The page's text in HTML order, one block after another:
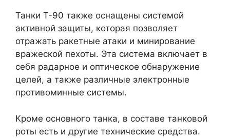
Танки Т-90 также оснащены системой
активной защиты, которая позволяет
отражать ракетные атаки и минирование
вражеской пехоты. Эта система включает в
себя радарное и оптическое обнаружение
целей, а также различные электронные
противоминные системы.
Кроме основного танка, в составе танковой
роты есть и другие технические средства.